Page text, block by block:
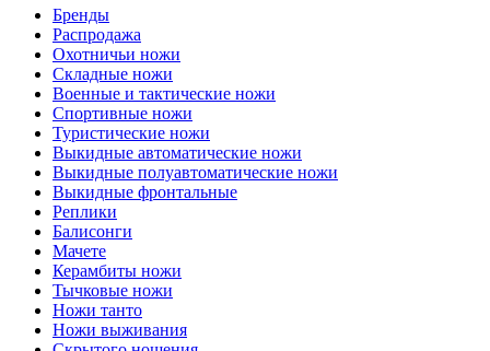
Бренды
Распродажа
Охотничьи ножи
Складные ножи
Военные и тактические ножи
Спортивные ножи
Туристические ножи
Выкидные автоматические ножи
Выкидные полуавтоматические ножи
Выкидные фронтальные
Реплики
Балисонги
Мачете
Керамбиты ножи
Тычковые ножи
Ножи танто
Ножи выживания